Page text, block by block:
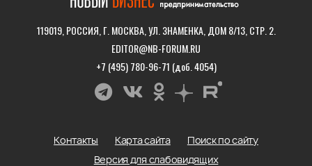
119019, РОССИЯ, Г. МОСКВА, УЛ. ЗНАМЕНКА, ДОМ 8/13, СТР. 2.
EDITOR@NB-FORUM.RU
+7 (495) 780-96-71 (доб. 4054)
Контакты Карта сайта
Поиск по сайту
Версия для слабовидящих